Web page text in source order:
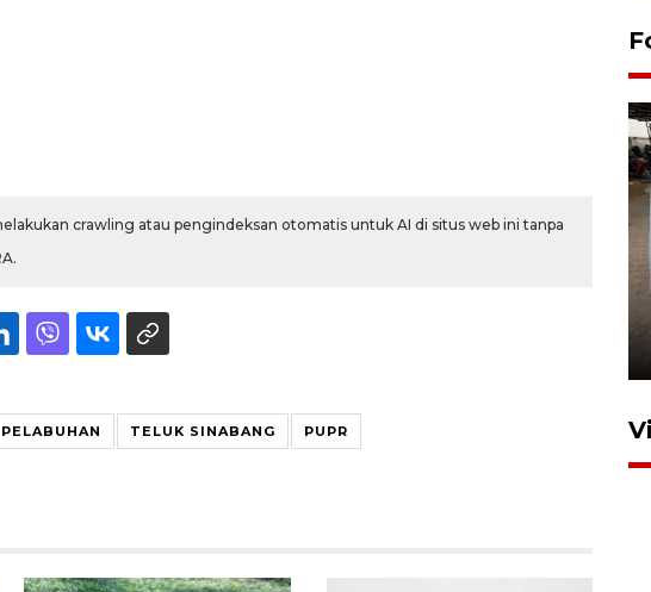
crawling atau pengindeksan otomatis untuk AI di situs web ini tanpa
PELABUHAN TELUK SINABANG PUPR